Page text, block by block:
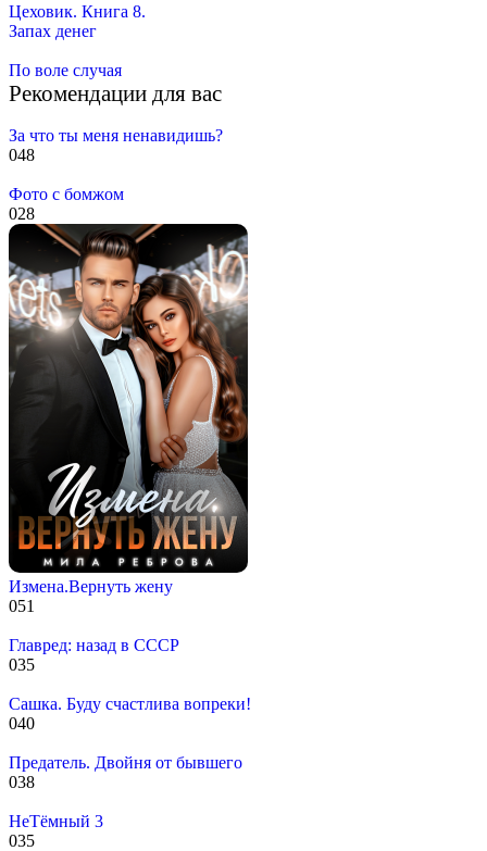
Цеховик. Книга 8.
Запах денег
По воле случая
Рекомендации для вас
За что ты меня ненавидишь?
048
Фото с бомжом
028
Измена.Вернуть жену
051
Главред: назад в СССР
035
Сашка. Буду счастлива вопреки!
040
Предатель. Двойня от бывшего
038
НеТёмный 3
035